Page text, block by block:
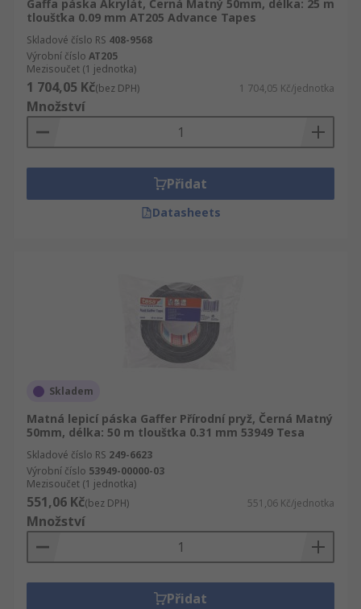
Gaffa páska Akrylát, Černá Matný 50mm, délka: 25 m
tloušťka 0.09 mm AT205 Advance Tapes
Skladové číslo RS 408-9568
Výrobní číslo AT205
Mezisoučet (1 jednotka)
1 704,05 Kč(bez DPH) 1 704,05 Kč/jednotka
Množství
Přidat
Datasheets
Skladem
Matná lepicí páska Gaffer Přírodní pryž, Černá Matný
50mm, délka: 50 m tloušťka 0.31 mm 53949 Tesa
Skladové číslo RS 249-6623
Výrobní číslo 53949-00000-03
Mezisoučet (1 jednotka)
551,06 Kč(bez DPH) 551,06 Kč/jednotka
Množství
Přidat